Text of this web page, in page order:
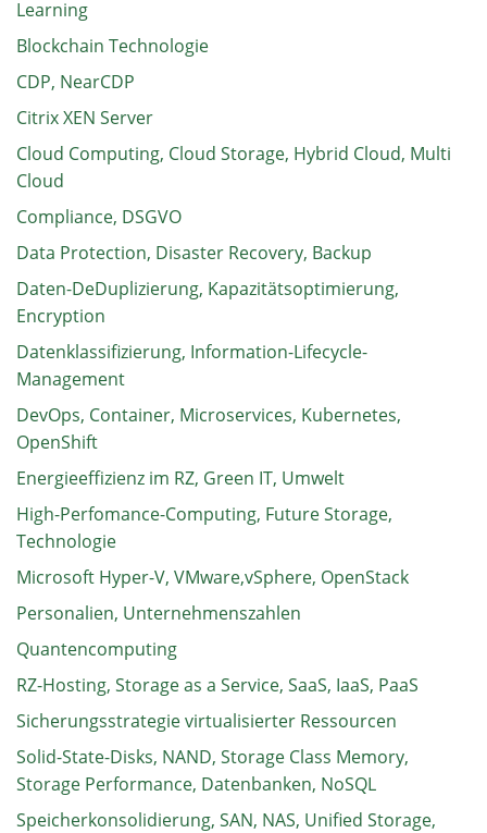
Learning
Blockchain Technologie
CDP, NearCDP
Citrix XEN Server
Cloud Computing, Cloud Storage, Hybrid Cloud, Multi
Cloud
Compliance, DSGVO
Data Protection, Disaster Recovery, Backup
Daten-DeDuplizierung, Kapazitätsoptimierung,
Encryption
Datenklassifizierung, Information-Lifecycle-
Management
DevOps, Container, Microservices, Kubernetes,
OpenShift
Energieeffizienz im RZ, Green IT, Umwelt
High-Perfomance-Computing, Future Storage,
Technologie
Microsoft Hyper-V, VMware,vSphere, OpenStack
Personalien, Unternehmenszahlen
Quantencomputing
RZ-Hosting, Storage as a Service, SaaS, IaaS, PaaS
Sicherungsstrategie virtualisierter Ressourcen
Solid-State-Disks, NAND, Storage Class Memory,
Storage Performance, Datenbanken, NoSQL
Speicherkonsolidierung, SAN, NAS, Unified Storage,